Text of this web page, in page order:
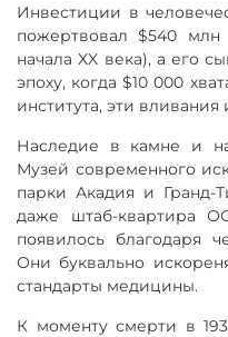
Инвестиции в
пожертвовал $540 млн
начала XX века), а его
эпоху, когда $10 000
института, эти
Наследие в камне и
Музей современного
парки Акадия и Гранд-
даже штаб-квартира
появилось благодаря
Они буквально
стандарты медицины.
К моменту смерти в